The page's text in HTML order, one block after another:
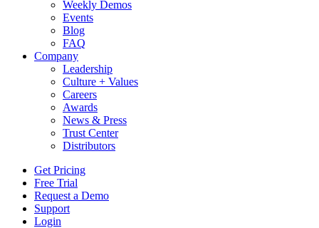
Weekly Demos
Events
Blog
FAQ
Company
Leadership
Culture + Values
Careers
Awards
News & Press
Trust Center
Distributors
Get Pricing
Free Trial
Request a Demo
Support
Login